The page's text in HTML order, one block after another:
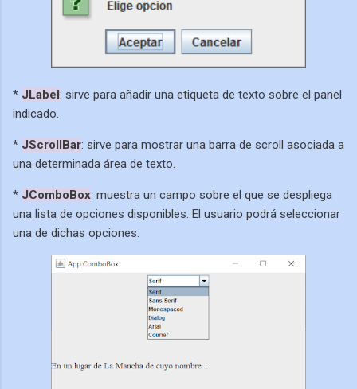
* JLabel: sirve para añadir una etiqueta de texto sobre el panel
indicado.
* JScrollBar: sirve para mostrar una barra de scroll asociada a
una determinada área de texto.
* JComboBox: muestra un campo sobre el que se despliega
una lista de opciones disponibles. El usuario podrá seleccionar
una de dichas opciones.